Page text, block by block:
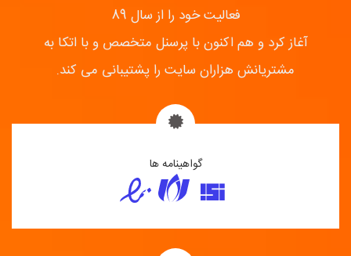
فعالیت خود را از سال 89
آغاز کرد و هم اکنون با پرسنل متخصص و با اتکا به
مشتریانش هزاران سایت را پشتیبانی می کند.
گواهینامه ها